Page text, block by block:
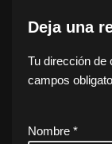
Deja una
Tu dirección de
campos
Nombre *